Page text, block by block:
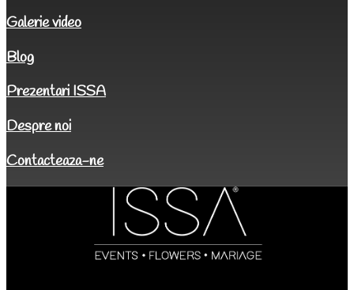
Galerie video
Blog
Prezentari ISSA
Despre noi
Contacteaza-ne